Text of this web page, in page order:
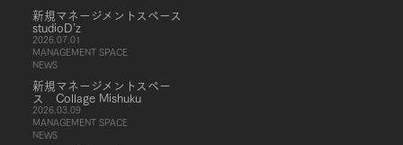
新規マネージメントスペース
studioD’z
2026.07.01
MANAGEMENT SPACE
NEWS
新規マネージメントスペー
ス Collage Mishuku
2026.03.09
MANAGEMENT SPACE
NEWS